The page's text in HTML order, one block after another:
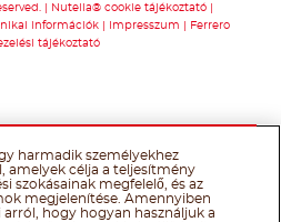
Nutella® cookie tájékoztató
információk Impresszum
Ferrero
tájékoztató
harmadik személyekhez
amelyek célja a teljesítmény
szokásainak megfelelő, és az
megjelenítése. Amennyiben
hogy hogyan használjuk a